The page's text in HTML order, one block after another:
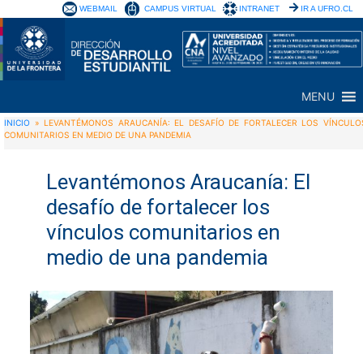
WEBMAIL CAMPUS VIRTUAL INTRANET IR A UFRO.CL
MENU
INICIO »LEVANTÉMONOS ARAUCANÍA: EL DESAFÍO DE FORTALECER LOS
COMUNITARIOS EN MEDIO DE UNA PANDEMIA
Levantémonos Araucanía: El
desafío de fortalecer los
vínculos comunitarios en
medio de una pandemia